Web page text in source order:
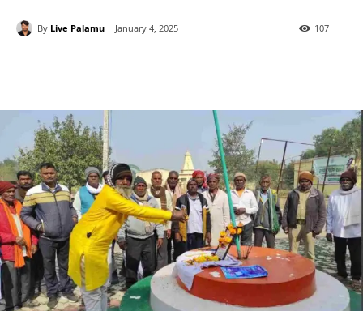
By Live Palamu January 4, 2025 107